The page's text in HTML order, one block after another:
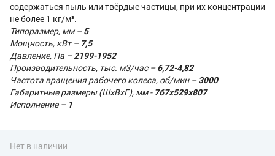
содержаться пыль или твёрдые частицы, при их концентрации
не более 1 кг/м³.
Типоразмер, мм –5
Мощность, кВт – 7,5
Давление, Па –2199-1952
Производительность, тыс. м3/час –6,72-4,82
Частота вращения рабочего колеса, об/мин –3000
Габаритные размеры (ШхВхГ), мм -767х529х807
Исполнение – 1
Нет в наличии